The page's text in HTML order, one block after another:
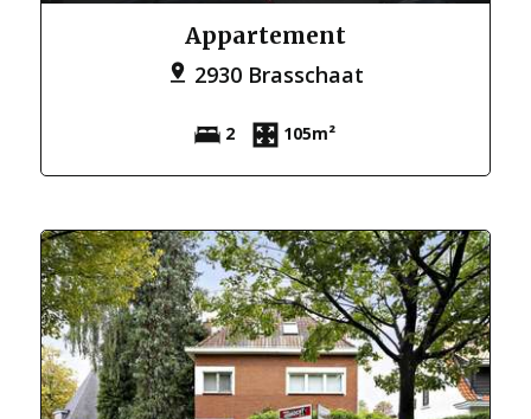
Appartement
2930 Brasschaat
2 105m²